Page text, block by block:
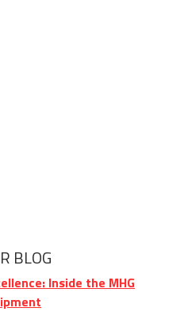
BLOG
Inside the MHG